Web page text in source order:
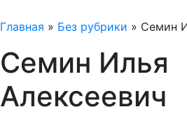
Главная » Без рубрики » Семин
Семин Илья
Алексеевич